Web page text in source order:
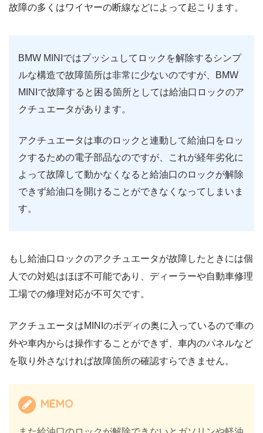
故障の多くはワイヤーの断線などによって起こります。
BMW MINIではプッシュしてロックを解除するシンプ
ルな構造で故障箇所は非常に少ないのですが、BMW
MINIで故障すると困る箇所としては給油口ロックのア
クチュエータがあります。
アクチュエータは車のロックと連動して給油口をロッ
クするための電子部品なのですが、これが経年劣化に
よって故障して動かなくなると給油口のロックが解除
できず給油口を開けることができなくなってしまいま
す。
もし給油口ロックのアクチュエータが故障したときには個
人での対処はほぼ不可能であり、ディーラーや自動車修理
工場での修理対応が不可欠です。
アクチュエータはMINIのボディの奥に入っているので車の
外や車内からは操作することができず、車内のパネルなど
を取り外さなければ故障箇所の確認すらできません。
MEMO